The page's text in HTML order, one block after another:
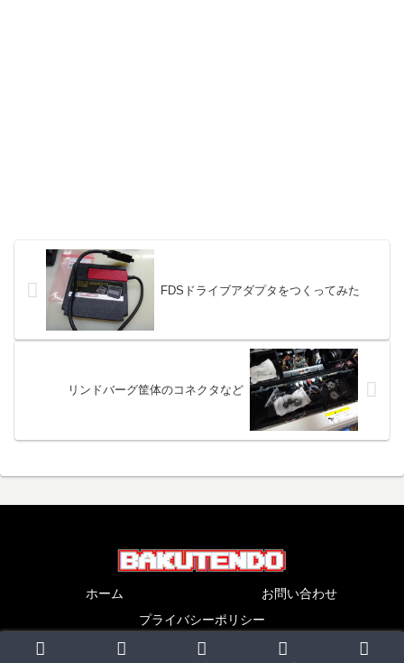
FDSドライブアダプタをつくってみた
リンドバーグ筐体のコネクタなど
ホーム
お問い合わせ
プライバシーポリシー
Copyright © 2007-2026 BAKUTENDO All Rights Reserved.